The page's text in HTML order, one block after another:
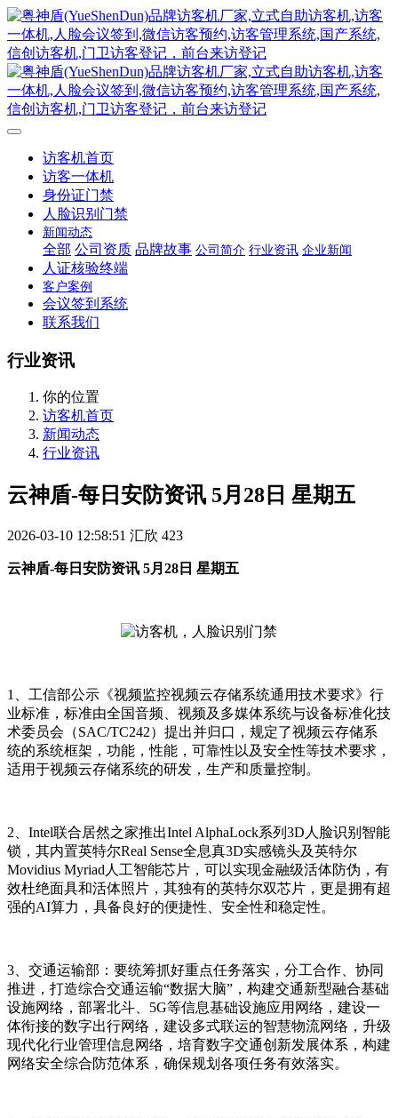
访客机首页
访客一体机
身份证门禁
人脸识别门禁
新闻动态
全部 公司资质 品牌故事 公司简介 行业资讯 企业新闻
人证核验终端
客户案例
会议签到系统
联系我们
行业资讯
你的位置
访客机首页
新闻动态
行业资讯
云神盾-每日安防资讯 5月28日 星期五
2026-03-10 12:58:51 汇欣 423
云神盾-每日安防资讯 5月28日 星期五
1、工信部公示《视频监控视频云存储系统通用技术要求》行
业标准，标准由全国音频、视频及多媒体系统与设备标准化技
术委员会（SAC/TC242）提出并归口，规定了视频云存储系
统的系统框架，功能，性能，可靠性以及安全性等技术要求，
适用于视频云存储系统的研发，生产和质量控制。
2、Intel联合居然之家推出Intel AlphaLock系列3D人脸识别智能
锁，其内置英特尔Real Sense全息真3D实感镜头及英特尔
Movidius Myriad人工智能芯片，可以实现金融级活体防伪，有
效杜绝面具和活体照片，其独有的英特尔双芯片，更是拥有超
强的AI算力，具备良好的便捷性、安全性和稳定性。
3、交通运输部：要统筹抓好重点任务落实，分工合作、协同
推进，打造综合交通运输“数据大脑”，构建交通新型融合基础
设施网络，部署北斗、5G等信息基础设施应用网络，建设一
体衔接的数字出行网络，建设多式联运的智慧物流网络，升级
现代化行业管理信息网络，培育数字交通创新发展体系，构建
网络安全综合防范体系，确保规划各项任务有效落实。